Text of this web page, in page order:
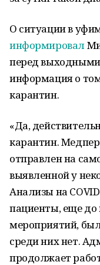
О ситуации в
информировал
перед
информация о
карантин.
«Да,
карантин.
отправлен на
выявленной у
Анализы на
пациенты, еще до
мероприятий,
среди них нет.
продолжает